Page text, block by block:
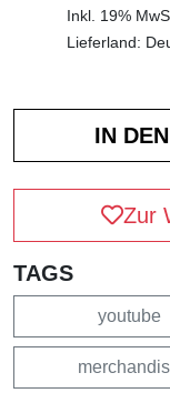
Inkl. 19%
Lieferland:
Zur
TAGS
youtube